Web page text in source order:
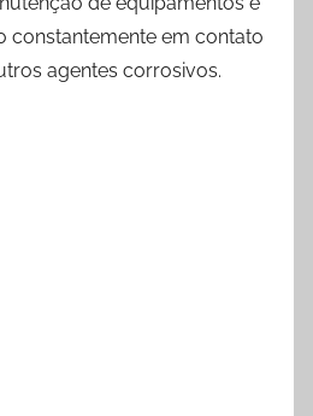
constantemente em contato
agentes corrosivos.